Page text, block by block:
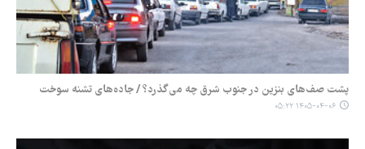
پشت صف‌های بنزین در جنوب شرق چه می‌گذرد؟ / جاده‌های تشنه سوخت
۱۴۰۵-۰۴-۰۶ ۰۵:۲۲